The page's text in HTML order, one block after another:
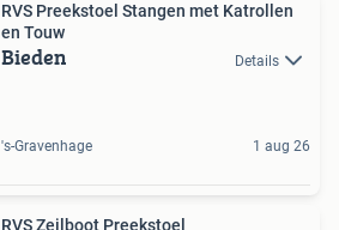
RVS Preekstoel Stangen met Katrollen
en Touw
Bieden Details
's-Gravenhage 1 aug 26
RVS Zeilboot Preekstoel